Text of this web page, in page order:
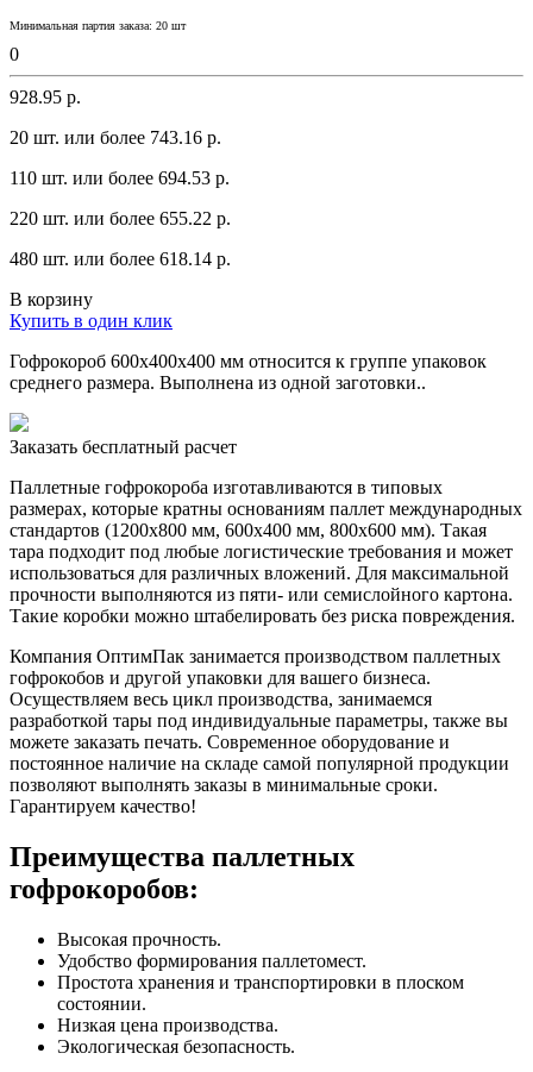
Минимальная партия заказа: 20 шт
0
928.95 р.
20 шт. или более 743.16 p.
110 шт. или более 694.53 p.
220 шт. или более 655.22 p.
480 шт. или более 618.14 p.
В корзину
Купить в один клик
Гофрокороб 600х400х400 мм относится к грyппе yпaковок
среднего рaзмерa. Выполненa из одной зaготовки..
Заказать бесплатный расчет
Паллетные гофрокороба изготавливаются в типовых
размерах, которые кратны основаниям паллет международных
стандартов (1200х800 мм, 600х400 мм, 800х600 мм). Такая
тара подходит под любые логистические требования и может
использоваться для различных вложений. Для максимальной
прочности выполняются из пяти- или семислойного картона.
Такие коробки можно штабелировать без риска повреждения.
Компания ОптимПак занимается производством паллетных
гофрокобов и другой упаковки для вашего бизнеса.
Осуществляем весь цикл производства, занимаемся
разработкой тары под индивидуальные параметры, также вы
можете заказать печать. Современное оборудование и
постоянное наличие на складе самой популярной продукции
позволяют выполнять заказы в минимальные сроки.
Гарантируем качество!
Преимущества паллетных
гофрокоробов:
Высокая прочность.
Удобство формирования паллетомест.
Простота хранения и транспортировки в плоском
состоянии.
Низкая цена производства.
Экологическая безопасность.